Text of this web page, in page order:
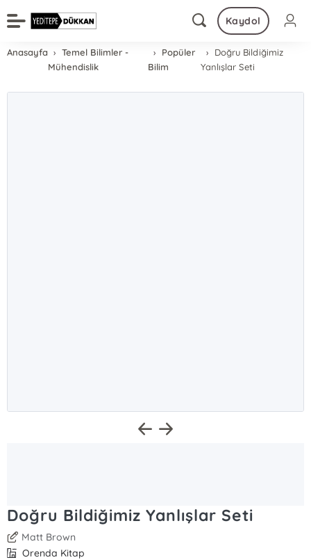
Kaydol
Anasayfa
Temel Bilimler -
Mühendislik
Popüler
Bilim
Doğru Bildiğimiz
Yanlışlar Seti
Doğru Bildiğimiz Yanlışlar Seti
Matt Brown
Orenda Kitap